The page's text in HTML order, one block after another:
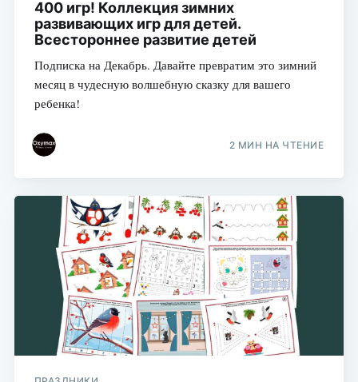
400 игр! Коллекция зимних
развивающих игр для детей.
Всестороннее развитие детей
Подписка на Декабрь. Давайте превратим это зимний
месяц в чудесную волшебную сказку для вашего
ребенка!
2 МИН НА ЧТЕНИЕ